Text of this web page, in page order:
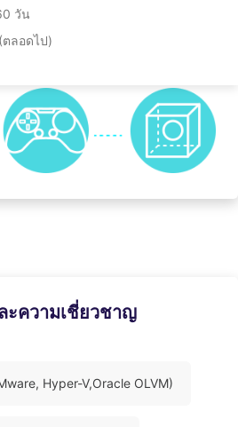
วัน
ตลอดไป)
ยสุเทพ หรือความใสของน้ำตกใน
เป็นแรงบันดาลใจอันล้ำค่าให้เขาในการ
ะความเชี่ยวชาญ
Hyper-V,Oracle OLVM)